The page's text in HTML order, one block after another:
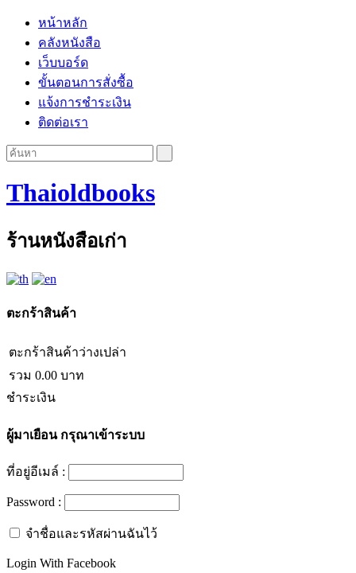
หน้าหลัก
คลังหนังสือ
เว็บบอร์ด
ขั้นตอนการสั่งซื้อ
แจ้งการชำระเงิน
ติดต่อเรา
Thaioldbooks
ร้านหนังสือเก่า
ตะกร้าสินค้า
ตะกร้าสินค้าว่างเปล่า
รวม 0.00 บาท
ชำระเงิน
ผู้มาเยือนกรุณาเข้าระบบ
ที่อยู่อีเมล์ :
Password :
จำชื่อและรหัสผ่านฉันไว้
Login With Facebook